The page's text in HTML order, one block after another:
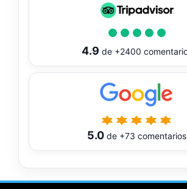
4.9 de +2400
5.0de +73 comentarios